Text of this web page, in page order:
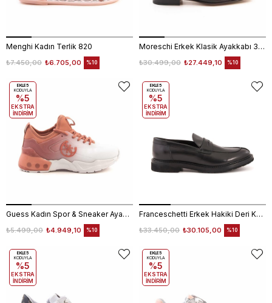
Menghi Kadın Terlik 820
₺6.705,00
₺7.450,00 %10
Moreschi Erkek Klasik Ayakkabı 39704
₺27.449,10
₺30.499,00 %10
Guess Kadın Spor & Sneaker Ayakkabı FL6T2CELE12
₺4.949,10
₺5.499,00 %10
EKLE5
KODUYLA
%5
EKSTRA
İNDİRİM
Franceschetti Erkek Hakiki Deri Kauçuk Taban Siyah Loafer Konforlu Ayakkabı
₺30.105,00
₺33.450,00 %10
EKLE5
KODUYLA
%5
EKSTRA
İNDİRİM
EKLE5
KODUYLA
%5
EKSTRA
İNDİRİM
EKLE5
KODUYLA
%5
EKSTRA
İNDİRİM